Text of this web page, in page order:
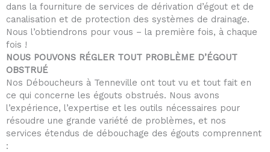
dans la fourniture de services de dérivation d’égout et de
canalisation et de protection des systèmes de drainage.
Nous l’obtiendrons pour vous – la première fois, à chaque
fois !
NOUS POUVONS RÉGLER TOUT PROBLÈME D’ÉGOUT
OBSTRUÉ
Nos Déboucheurs à Tenneville ont tout vu et tout fait en
ce qui concerne les égouts obstrués. Nous avons
l’expérience, l’expertise et les outils nécessaires pour
résoudre une grande variété de problèmes, et nos
services étendus de débouchage des égouts comprennent
: